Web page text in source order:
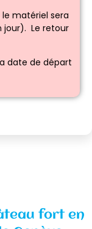
matériel sera
jour). Le retour
date de départ
fort en